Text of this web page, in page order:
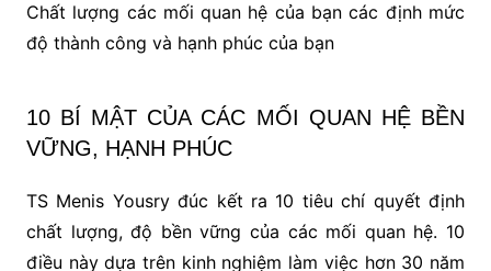
Chất lượng các mối quan hệ của bạn các định mức
độ thành công và hạnh phúc của bạn
10 BÍ MẬT CỦA CÁC MỐI QUAN HỆ BỀN
VỮNG, HẠNH PHÚC
TS Menis Yousry đúc kết ra 10 tiêu chí quyết định
chất lượng, độ bền vững của các mối quan hệ. 10
điều này dựa trên kinh nghiệm làm việc hơn 30 năm